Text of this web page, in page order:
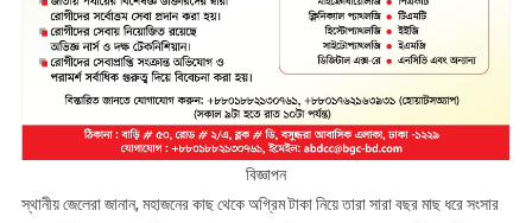
বিজ্ঞাপন
স্থানীয় জেলেরা জানান, মহাজনের কাছ থেকে অগ্রিম টাকা নিয়ে তারা সারা বছর মাছ ধরে সংসার